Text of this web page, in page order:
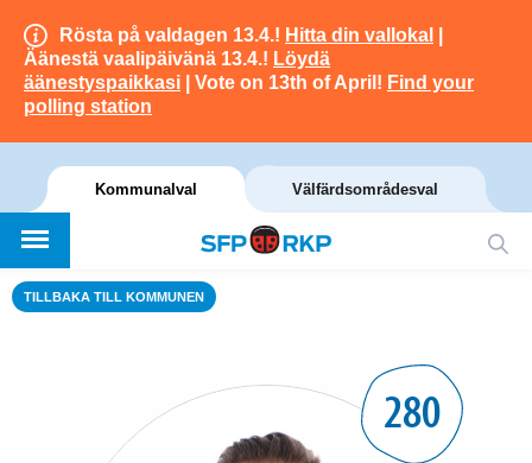
Rösta på valdagen 13.4.! Hitta din vallokal
Äänestä vaalipäivänä 13.4.! Löydä
äänestyspaikkasi | Vote on 13th of April! Find your
polling station
Kommunalval Välfärdsområdesval
TILLBAKA TILL KOMMUNEN
280